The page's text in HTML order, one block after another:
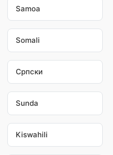
Samoa
Somali
Српски
Sunda
Kiswahili